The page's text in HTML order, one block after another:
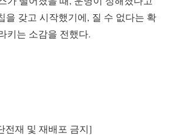
을 갖고 시작했기에, 질 수 없다는 확
키는 소감을 전했다.
전재 및 재배포 금지]